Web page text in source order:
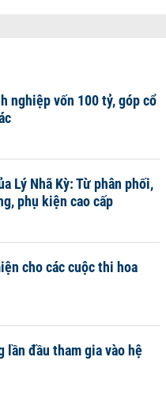
nghiệp vốn 100 tỷ, góp cổ
Lý Nhã Kỳ: Từ phân phối,
phụ kiện cao cấp
cho các cuộc thi hoa
lần đầu tham gia vào hệ